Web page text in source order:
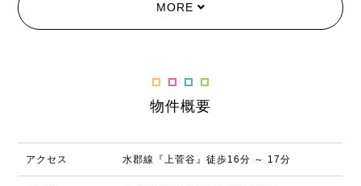
MORE
物件概要
アクセス 水郡線『上菅谷』徒歩16分 ～ 17分